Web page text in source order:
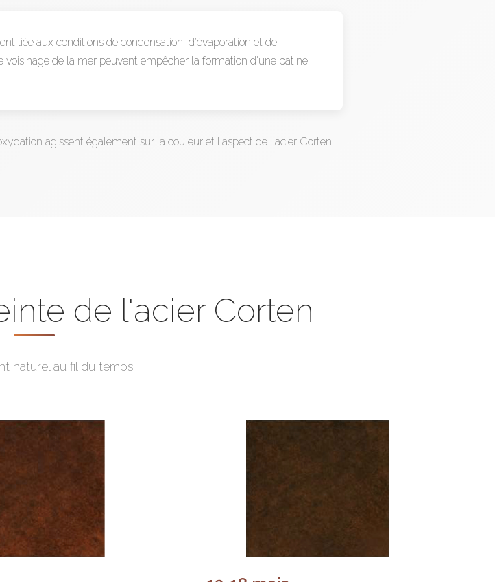
liée aux conditions de condensation, d'évaporation et de
de la mer peuvent empêcher la formation d'une patine
agissent également sur la couleur et l'aspect de l'acier Corten.
de l'acier Corten
naturel au fil du temps